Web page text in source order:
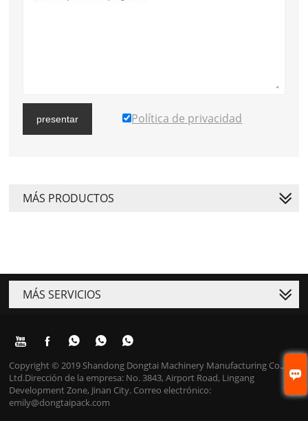

presentar Política de privacidad
MÁS PRODUCTOS
MÁS SERVICIOS
    
Copyright © 2019 Shandong Dongtai Machinery Manufacturing Co.,
Ltd.Dirección de la empresa: No. 3843, Airport Road, Lingang
Development Zone, Jinan City. Correo electrónico:
emily@dongtaipack.com